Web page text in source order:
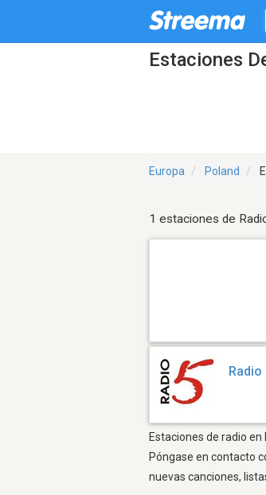
Estaciones
Europa Poland
1 estaciones de
Radio
Estaciones de radio
Póngase en contacto
nuevas canciones,